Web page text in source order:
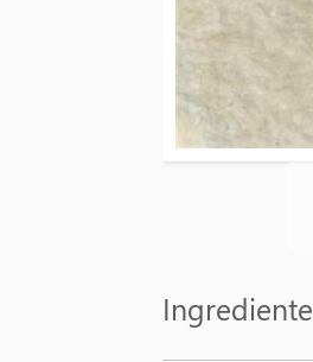
Ingrediente